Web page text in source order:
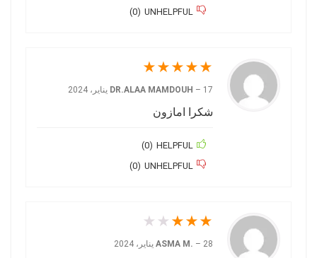
UNHELPFUL
(
0
)
★
★
★
★
★
DR.ALAA MAMDOUH – 17 يناير، 2024
شكرا امازون
HELPFUL
(
0
)
UNHELPFUL
(
0
)
★
★
★
★
★
ASMA M. – 28 يناير، 2024